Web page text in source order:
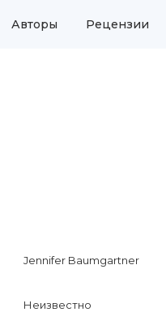
Авторы Рецензии
Jennifer Baumgartner
Неизвестно